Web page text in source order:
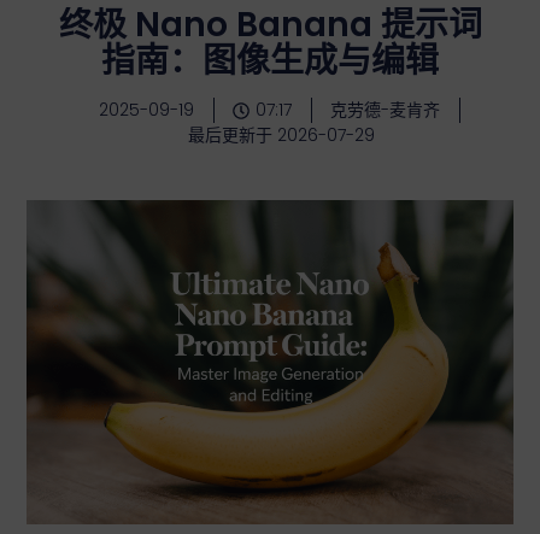
终极 Nano Banana 提示词
指南：图像生成与编辑
2025-09-19 07:17
克劳德-麦肯齐
最后更新于 2026-07-29